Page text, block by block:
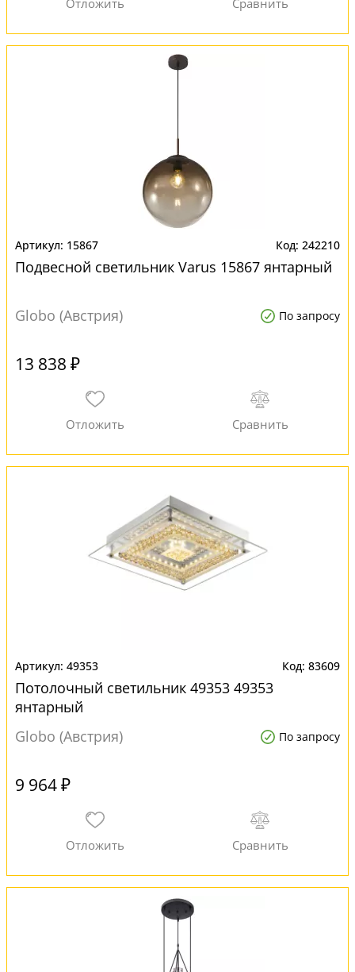
15867 242210
Подвесной светильник Varus 15867 янтарный
Globo (Австрия) По запросу
13 838 ₽
49353 83609
Потолочный светильник 49353 49353
янтарный
Globo (Австрия)
По запросу
9 964 ₽